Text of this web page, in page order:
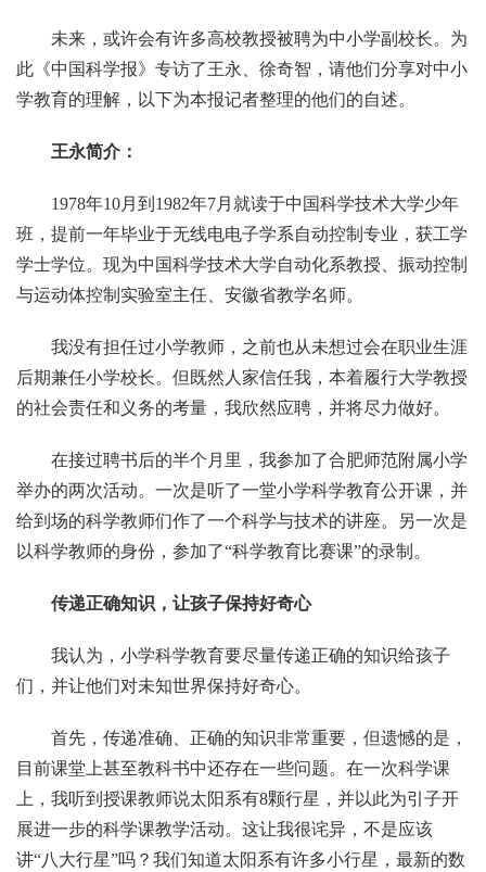
未来，或许会有许多高校教授被聘为中小学副校长。为
此《中国科学报》专访了王永、徐奇智，请他们分享对中小
学教育的理解，以下为本报记者整理的他们的自述。
王永简介：
1978年10月到1982年7月就读于中国科学技术大学少年
班，提前一年毕业于无线电电子学系自动控制专业，获工学
学士学位。现为中国科学技术大学自动化系教授、振动控制
与运动体控制实验室主任、安徽省教学名师。
我没有担任过小学教师，之前也从未想过会在职业生涯
后期兼任小学校长。但既然人家信任我，本着履行大学教授
的社会责任和义务的考量，我欣然应聘，并将尽力做好。
在接过聘书后的半个月里，我参加了合肥师范附属小学
举办的两次活动。一次是听了一堂小学科学教育公开课，并
给到场的科学教师们作了一个科学与技术的讲座。另一次是
以科学教师的身份，参加了“科学教育比赛课”的录制。
传递正确知识，让孩子保持好奇心
我认为，小学科学教育要尽量传递正确的知识给孩子
们，并让他们对未知世界保持好奇心。
首先，传递准确、正确的知识非常重要，但遗憾的是，
目前课堂上甚至教科书中还存在一些问题。在一次科学课
上，我听到授课教师说太阳系有8颗行星，并以此为引子开
展进一步的科学课教学活动。这让我很诧异，不是应该
讲“八大行星”吗？我们知道太阳系有许多小行星，最新的数